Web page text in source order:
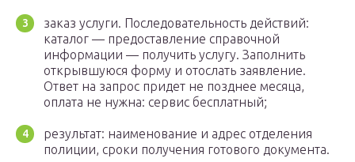
заказ услуги. Последовательность действий:
каталог — предоставление справочной
информации — получить услугу. Заполнить
открывшуюся форму и отослать заявление.
Ответ на запрос придет не позднее месяца,
оплата не нужна: сервис бесплатный;
результат: наименование и адрес отделения
полиции, сроки получения готового документа.